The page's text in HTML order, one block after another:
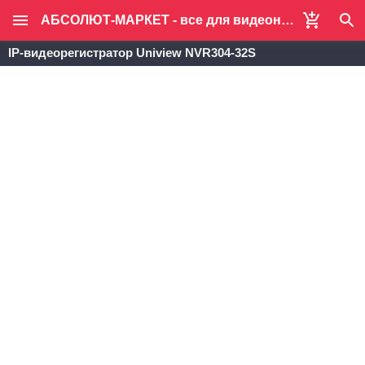
АБСОЛЮТ-МАРКЕТ - все для видеонаблюдения и систем безопасности
IP-видеорегистратор Uniview NVR304-32S